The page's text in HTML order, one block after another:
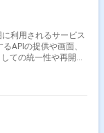
利用されるサービス
APIの提供や画面、
ての統一性や再開発
設計と開発を中心に